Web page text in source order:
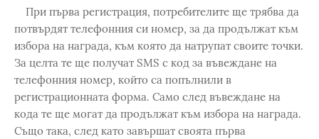
При първа регистрация, потребителите ще трябва да
потвърдят телефонния си номер, за да продължат към
избора на награда, към която да натрупат своите точки.
За целта те ще получат SMS с код за въвеждане на
телефонния номер, който са попълнили в
регистрационната форма. Само след въвеждане на
кода те ще могат да продължат към избора на награда.
Също така, след като завършат своята първа